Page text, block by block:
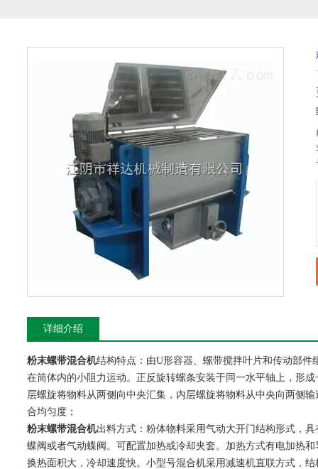
详细介绍
粉末螺带混合机结构特点：由U形容器、螺带搅拌叶片和传动部
在筒体内的小阻力运动。正反旋转螺条安装于同一水平轴上，形
层螺旋将物料从两侧向中央汇集，内层螺旋将物料从中央向两侧
合均匀度；
粉末螺带混合机出料方式：粉体物料采用气动大开门结构形式，
蝶阀或者气动蝶阀。可配置加热或冷却夹套。加热方式有电加热
换热面积大，冷却速度快。小型号混合机采用减速机直联方式，